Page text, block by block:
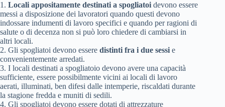
1. Locali appositamente destinati a spogliatoi devono essere
messi a disposizione dei lavoratori quando questi devono
indossare indumenti di lavoro specifici e quando per ragioni di
salute o di decenza non si può loro chiedere di cambiarsi in
altri locali.
2. Gli spogliatoi devono essere distinti fra i due sessi e
convenientemente arredati.
3. I locali destinati a spogliatoio devono avere una capacità
sufficiente, essere possibilmente vicini ai locali di lavoro
aerati, illuminati, ben difesi dalle intemperie, riscaldati durante
la stagione fredda e muniti di sedili.
4. Gli spogliatoi devono essere dotati di attrezzature